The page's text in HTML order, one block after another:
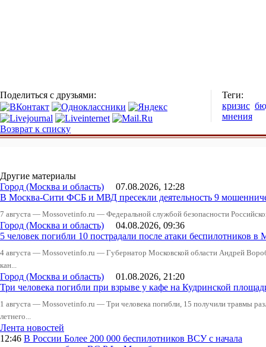
Поделиться с друзьями:
Теги:
кризис
мнения
Возврат к списку
Другие материалы
Город (Москва и область) 07.08.2026, 12:28
В Москва-Сити ФСБ и МВД пресекли деятельность 9
7 августа — Mossovetinfo.ru — Федеральной службой безопасности
Город (Москва и область) 04.08.2026, 09:36
5 человек погибли 10 пострадали после атаки беспилотников в
4 августа — Mossovetinfo.ru — Губернатор Московской области Андрей
кан...
Город (Москва и область) 01.08.2026, 21:20
Три человека погибли при взрыве у кафе на Кудринской
1 августа — Mossovetinfo.ru — Три человека погибли, 15 получили травмы
летнего...
Лента новостей
12:46 В России Более 200 000 беспилотников ВСУ с начала